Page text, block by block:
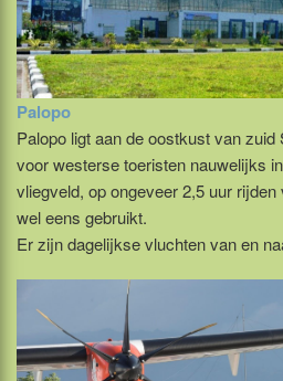
Palopo
Palopo ligt aan de oostkust van
voor westerse toeristen nauwelijks
vliegveld, op ongeveer 2,5 uur
wel eens gebruikt.
Er zijn dagelijkse vluchten van en